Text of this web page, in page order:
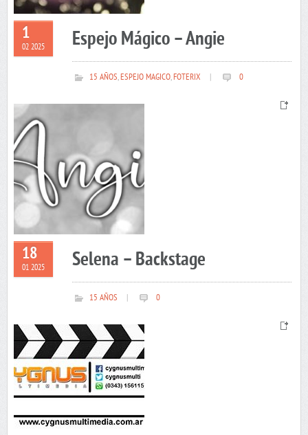
1
02 2025 Espejo Mágico – Angie
15 AÑOS,ESPEJO MAGICO,FOTERIX 0
18
01 2025 Selena – Backstage
15 AÑOS 0